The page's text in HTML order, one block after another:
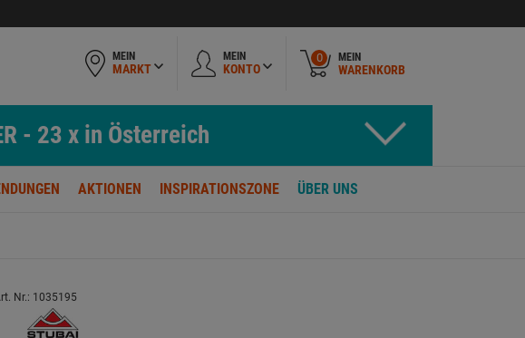
MEIN
MARKT
MEIN
KONTO
0 MEIN
WARENKORB
- 23 x in Österreich
AKTIONEN INSPIRATIONSZONE ÜBER UNS
Nr.: 1035195